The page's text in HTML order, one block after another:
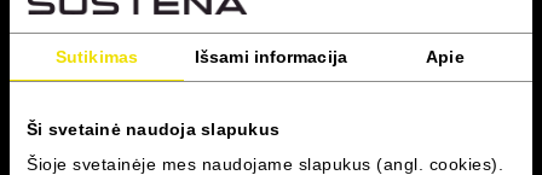
Sutikimas Išsami informacija Apie
Ši svetainė naudoja slapukus
Šioje svetainėje mes naudojame slapukus (angl. cookies).
grįžti į viršų
RENAULT PRO+